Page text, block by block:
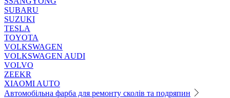
SUBARU
SUZUKI
TESLA
TOYOTA
VOLKSWAGEN
VOLKSWAGEN AUDI
VOLVO
ZEEKR
XIAOMI AUTO
Автомобільна фарба для ремонту сколів та подряпин